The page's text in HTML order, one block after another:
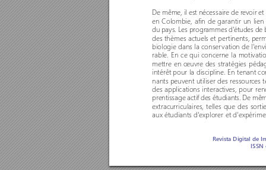
Revista Digital de
De même, il est nécessaire de revoir et
en Colombie, afin de garantir un lien
du pays. Les programmes d'études
des thèmes actuels et pertinents,
biologie dans la conservation de
rable. En ce qui concerne la
mettre en œuvre des stratégies
intérêt pour la discipline. En tenant
nants peuvent utiliser des ressources
des applications interactives, pour
prentissage actif des étudiants. De
extracurriculaires, telles que des sor
aux étudiants d'explorer et